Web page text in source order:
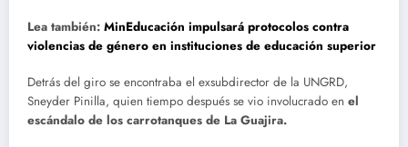
Lea también: MinEducación impulsará protocolos contra
violencias de género en instituciones de educación superior
Detrás del giro se encontraba el exsubdirector de la UNGRD,
Sneyder Pinilla, quien tiempo después se vio involucrado en el
escándalo de los carrotanques de La Guajira.